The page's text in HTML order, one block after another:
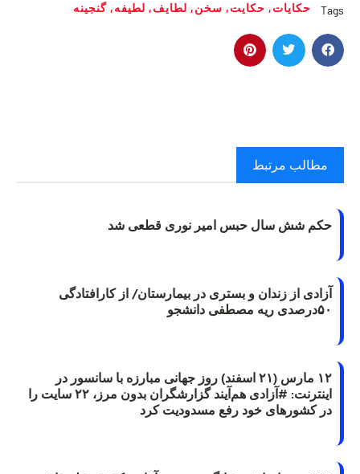
Tags حکایات, حکایت, سخن, لطایف, لطیفه, گنجینه
مطالب مرتبط
حکم شش سال حبس امیر نوری قطعی شد
آزادی از زندان و بستری در بیمارستان/ از کارافتادگی
۵۰درصدی ریه مصطفی دانشجو
۱۲ مارس (۲۱ اسفند) روز جهانی مبارزه با سانسور در
اینترنت: #آزادی هم‌آیند گزارشگران‌ بدون مرز، ۲۲ سایت را
در کشورهای خود رفع مسدودیت کرد